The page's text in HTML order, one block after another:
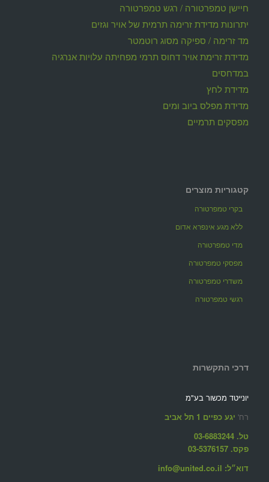
חיישן טמפרטורה / רגש טמפרטורה
יתרונות מדידת זרימה תרמית של אויר וגזים
מד זרימה / ספיקה מסוג רוטמטר
מדידת זרימת אויר דחוס תרמי מפחיתה עלויות אנרגיה
במדחסים
מדידת לחץ
מדידת מפלס ביוב ומים
מפסקים תרמיים
קטגוריות מוצרים
בקרי טמפרטורה
ללא מגע אינפרא אדום
מדי טמפרטורה
מפסקי טמפרטורה
משדרי טמפרטורה
רגשי טמפרטורה
דרכי התקשרות
יונייטד מכשור בע"מ
רח' יגע כפיים 1 תל אביב
טל. 03-6883244
פקס. 03-5376157
דוא״ל: info@united.co.il